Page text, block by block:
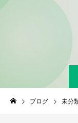
ブログ 未分